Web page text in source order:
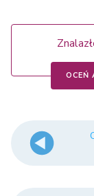
OCEŃ